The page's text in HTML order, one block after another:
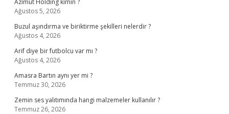
Azimut Holding kimin ?
Ağustos 5, 2026
Buzul aşındırma ve biriktirme şekilleri nelerdir ?
Ağustos 4, 2026
Arif diye bir futbolcu var mı ?
Ağustos 4, 2026
Amasra Bartın aynı yer mi ?
Temmuz 30, 2026
Zemin ses yalıtımında hangi malzemeler kullanılır ?
Temmuz 26, 2026